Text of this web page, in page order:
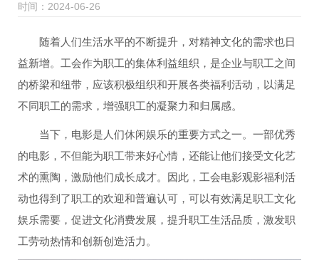
时间：2024-06-26
随着人们生活水平的不断提升，对精神文化的需求也日
益新增。工会作为职工的集体利益组织，是企业与职工之间
的桥梁和纽带，应该积极组织和开展各类福利活动，以满足
不同职工的需求，增强职工的凝聚力和归属感。
当下，电影是人们休闲娱乐的重要方式之一。一部优秀
的电影，不但能为职工带来好心情，还能让他们接受文化艺
术的熏陶，激励他们成长成才。因此，工会电影观影福利活
动也得到了职工的欢迎和普遍认可，可以有效满足职工文化
娱乐需要，促进文化消费发展，提升职工生活品质，激发职
工劳动热情和创新创造活力。